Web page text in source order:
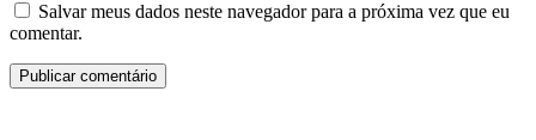
Salvar meus dados neste navegador para a próxima vez que eu
comentar.